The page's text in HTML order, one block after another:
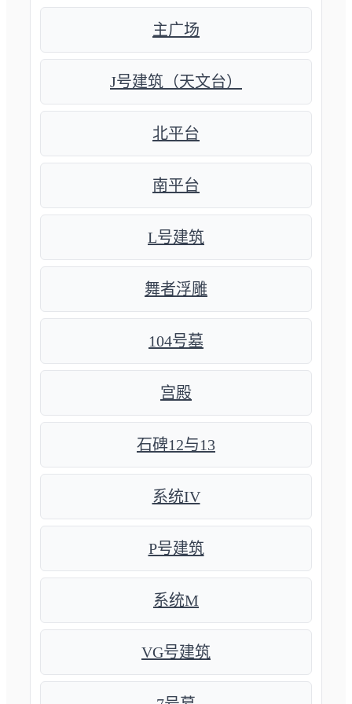
主广场
J号建筑（天文台）
北平台
南平台
L号建筑
舞者浮雕
104号墓
宫殿
石碑12与13
系统IV
P号建筑
系统M
VG号建筑